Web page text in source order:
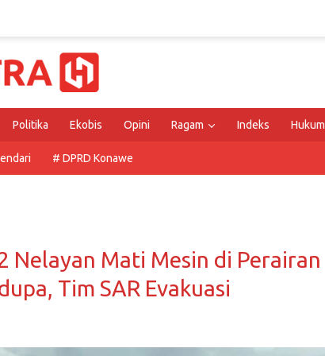
Politika Ekobis Opini Ragam Indeks Hukum
# DPRD Konawe
Nelayan Mati Mesin di Perairan
Tim SAR Evakuasi